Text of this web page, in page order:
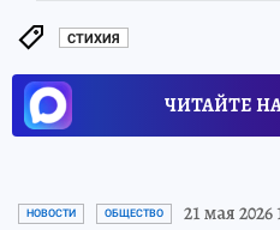
СТИХИЯ
ЧИТАЙТЕ
НОВОСТИ ОБЩЕСТВО 21 мая 2026